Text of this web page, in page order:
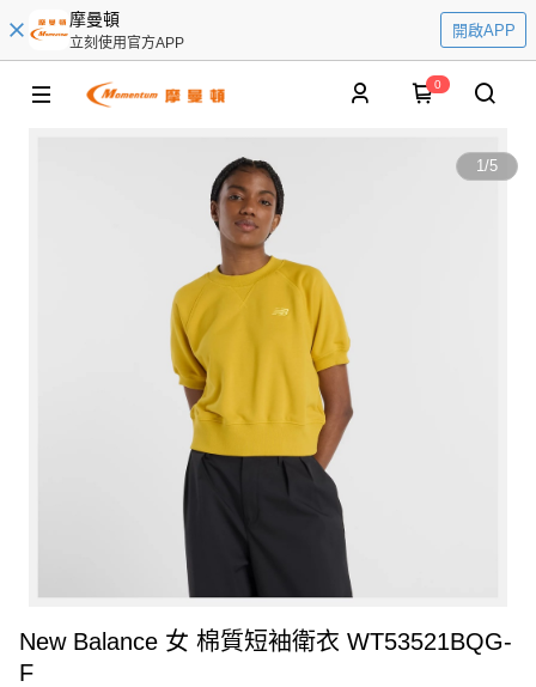
摩曼頓
立刻使用官方APP
開啟APP
0
1/5
New Balance 女 棉質短袖衛衣 WT53521BQG-
F